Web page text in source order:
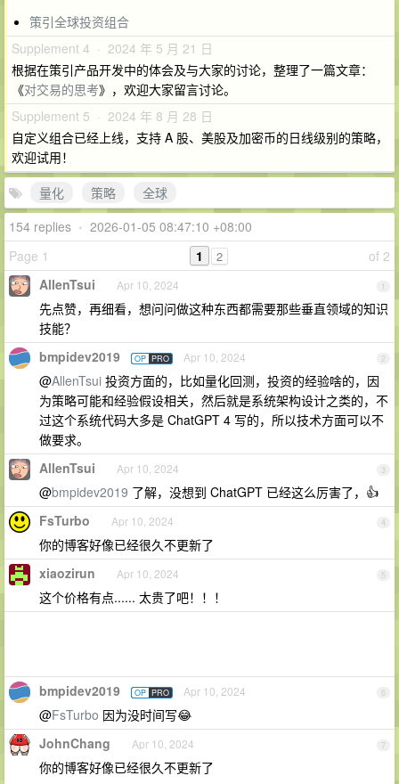
策引全球投资组合
Supplement 4 · 2024 年 5 月 21 日
根据在策引产品开发中的体会及与大家的讨论，整理了一篇文章：
《对交易的思考》，欢迎大家留言讨论。
Supplement 5 · 2024 年 8 月 28 日
自定义组合已经上线，支持 A 股、美股及加密币的日线级别的策略，
欢迎试用！
量化
策略
全球
154 replies • 2026-01-05 08:47:10 +08:00
Page 1
of 2
1 2
1
AllenTsui Apr 10, 2024
先点赞，再细看，想问问做这种东西都需要那些垂直领域的知识
技能？
2
bmpidev2019 OP PRO Apr 10, 2024
@AllenTsui 投资方面的，比如量化回测，投资的经验啥的，因
为策略可能和经验假设相关，然后就是系统架构设计之类的，不
过这个系统代码大多是 ChatGPT 4 写的，所以技术方面可以不
做要求。
3
AllenTsui Apr 10, 2024
@bmpidev2019 了解，没想到 ChatGPT 已经这么厉害了，👍
4
FsTurbo Apr 10, 2024
你的博客好像已经很久不更新了
5
xiaozirun Apr 10, 2024
这个价格有点...... 太贵了吧！！！
6
bmpidev2019 OP PRO Apr 10, 2024
@FsTurbo 因为没时间写😂
7
JohnChang Apr 10, 2024
你的博客好像已经很久不更新了